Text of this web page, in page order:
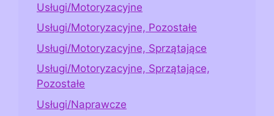
Usługi/Motoryzacyjne
Usługi/Motoryzacyjne, Pozostałe
Usługi/Motoryzacyjne, Sprzątające
Usługi/Motoryzacyjne, Sprzątające,
Pozostałe
Usługi/Naprawcze